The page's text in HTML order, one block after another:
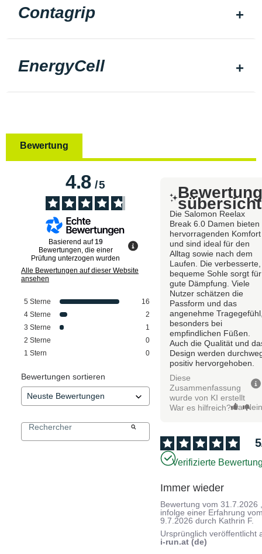
Contagrip
EnergyCell
Bewertung
4.8/5
Basierend auf19
Bewertungen, die einer
Prüfung unterzogen wurden
Alle Bewertungen auf dieser Website
ansehen
5 Sterne
16
4 Sterne
2
3 Sterne
1
2 Sterne
0
1 Stern 0
Bewertungen sortieren
sübersicht
Die Salomon Reelax
Break 6.0 Damen bieten
hervorragenden Komfort
und sind ideal für den
Alltag sowie nach dem
Laufen. Die verbesserte,
bequeme Sohle sorgt für
gute Dämpfung. Viele
Nutzer schätzen die
Passform und das
angenehme
besonders bei
empfindlichen Füßen.
Auch die Qualität und
Design werden
positiv hervorgehoben.
Diese
Zusammenfassung
wurde von KI erstellt
War es hilfreich? Ja
5
Verifizierte
Immer wieder
Bewertung vom31.7.2026
infolge einer Erfahrung
9.7.2026 durch Kathrin F.
Ursprünglich veröffentlicht
i-run.at (de)